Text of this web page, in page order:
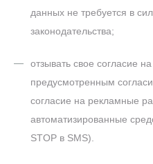
данных не требуется в
законодательства;
отзывать свое согласие
предусмотренным
согласие на рекламные
автоматизированные
STOP в SMS).